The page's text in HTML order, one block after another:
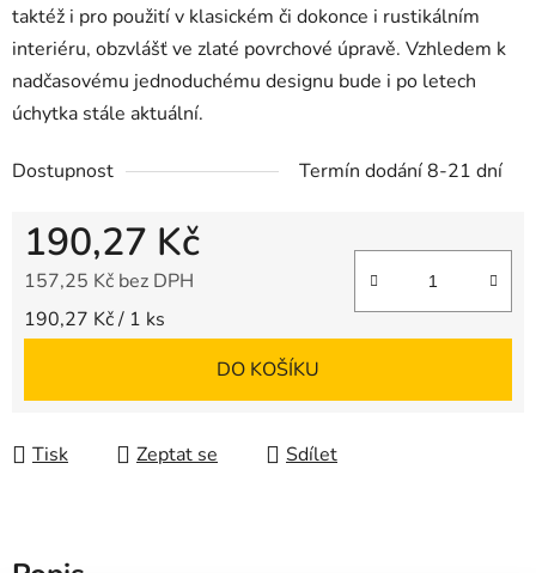
taktéž i pro použití v klasickém či dokonce i rustikálním
interiéru, obzvlášť ve zlaté povrchové úpravě. Vzhledem k
nadčasovému jednoduchému designu bude i po letech
úchytka stále aktuální.
Dostupnost Termín dodání 8-21 dní
190,27 Kč
157,25 Kč bez DPH
Měrná cena:
190,27 Kč / 1 ks
DO KOŠÍKU
Tisk Zeptat se Sdílet